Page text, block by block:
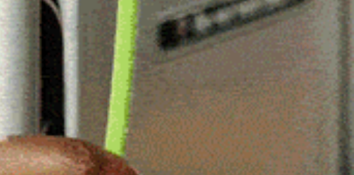
Scontro tra due auto sulla SP 125 Olbia-
Arzachena, feriti i conducenti
9 Agosto 2026
Incidente stradale nella notte tra Baia Sardinia
e Poltu Quatu, un ferito
9 Agosto 2026
Orgosolo. Scoperta coltivazione illegale di
canapa con 1500 piante, arrestato un 57enne
8 Agosto 2026